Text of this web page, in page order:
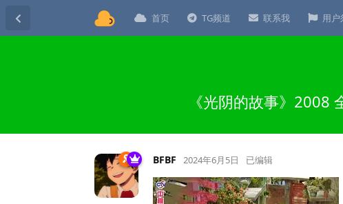
首页 TG频道 联系我 用户
《光阴的故事》2008
BFBF 2024年6月5日 已编辑